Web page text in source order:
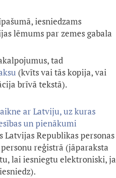
iesniedzams
lēmums par zemes gabala
tad
(kvīts vai tās kopija, vai
brīvā tekstā).
ar Latviju, uz kuras
un pienākumi
Latvijas Republikas personas
reģistrā (jāparaksta
lai iesniegtu elektroniski, ja